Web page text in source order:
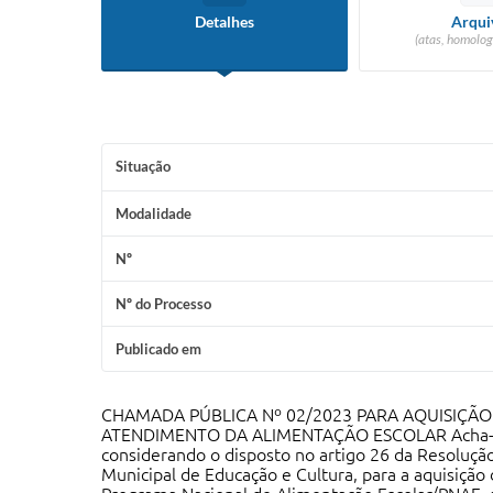
Detalhes
(atas,
Situação
Modalidade
Nº
Nº do Processo
Publicado em
CHAMADA PÚBLICA Nº 02/2023 PARA
ATENDIMENTO DA ALIMENTAÇÃO ESCOLAR
considerando o disposto no artigo 26 da
Municipal de Educação e Cultura, para a